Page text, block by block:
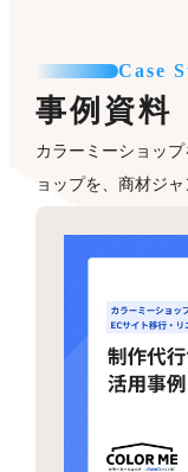
Case
事例資料
カラーミーショッ
ョップを、商材ジ